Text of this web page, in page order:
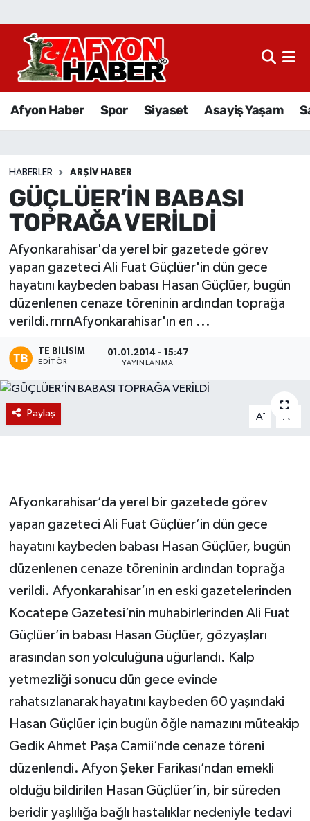
Afyon Haber Spor Siyaset Asayiş Yaşam
HABERLER ARŞIV HABER
GÜÇLÜER’İN BABASI
TOPRAĞA VERİLDİ
Afyonkarahisar'da yerel bir gazetede görev
yapan gazeteci Ali Fuat Güçlüer'in dün gece
hayatını kaybeden babası Hasan Güçlüer, bugün
düzenlenen cenaze töreninin ardından toprağa
verildi.rnrnAfyonkarahisar'ın en ...
TE BILISIM
EDITÖR
01.01.2014 - 15:47
YAYINLANMA
Paylaş A- A
Afyonkarahisar’da yerel bir gazetede görev
yapan gazeteci Ali Fuat Güçlüer’in dün gece
hayatını kaybeden babası Hasan Güçlüer, bugün
düzenlenen cenaze töreninin ardından toprağa
verildi. Afyonkarahisar’ın en eski gazetelerinden
Kocatepe Gazetesi’nin muhabirlerinden Ali Fuat
Güçlüer’in babası Hasan Güçlüer, gözyaşları
arasından son yolculuğuna uğurlandı. Kalp
yetmezliği sonucu dün gece evinde
rahatsızlanarak hayatını kaybeden 60 yaşındaki
Hasan Güçlüer için bugün öğle namazını müteakip
Gedik Ahmet Paşa Camii’nde cenaze töreni
düzenlendi. Afyon Şeker Farikası’ndan emekli
olduğu bildirilen Hasan Güçlüer’in, bir süreden
beridir yaşlılığa bağlı hastalıklar nedeniyle tedavi
Afyon Haber
Sağlık
Eğitim
Sivil Toplum
Ekonomi